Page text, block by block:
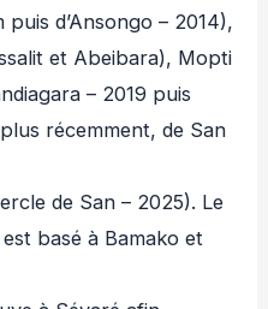
d’Ansongo – 2014),
et Abeibara), Mopti
– 2019 puis
récemment, de San
de San – 2025). Le
basé à Bamako et